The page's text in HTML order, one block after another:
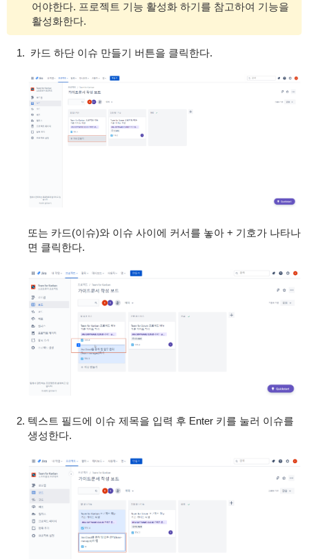
어야한다. 프로젝트 기능 활성화 하기를 참고하여 기능을
활성화한다.
카드 하단 이슈 만들기 버튼을 클릭한다.
또는 카드(이슈)와 이슈 사이에 커서를 놓아 + 기호가 나타나
면 클릭한다.
텍스트 필드에 이슈 제목을 입력 후 Enter 키를 눌러 이슈를
생성한다.